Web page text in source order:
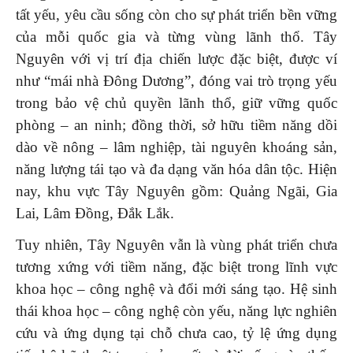
tất yếu, yêu cầu sống còn cho sự phát triển bền vững
của mỗi quốc gia và từng vùng lãnh thổ. Tây
Nguyên với vị trí địa chiến lược đặc biệt, được ví
như “mái nhà Đông Dương”, đóng vai trò trọng yếu
trong bảo vệ chủ quyền lãnh thổ, giữ vững quốc
phòng – an ninh; đồng thời, sở hữu tiềm năng dồi
dào về nông – lâm nghiệp, tài nguyên khoáng sản,
năng lượng tái tạo và đa dạng văn hóa dân tộc. Hiện
nay, khu vực Tây Nguyên gồm: Quảng Ngãi, Gia
Lai, Lâm Đồng, Đắk Lắk.
Tuy nhiên, Tây Nguyên vẫn là vùng phát triển chưa
tương xứng với tiềm năng, đặc biệt trong lĩnh vực
khoa học – công nghệ và đổi mới sáng tạo. Hệ sinh
thái khoa học – công nghệ còn yếu, năng lực nghiên
cứu và ứng dụng tại chỗ chưa cao, tỷ lệ ứng dụng